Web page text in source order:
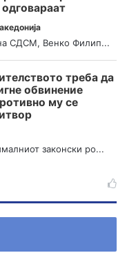
СДСМ, Венко Филип...
треба да
обвинение
му се
законски ро...